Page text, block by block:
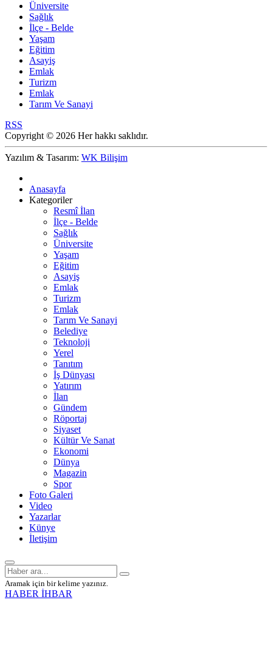
Üniversite
Sağlık
İlçe - Belde
Yaşam
Eğitim
Asayiş
Emlak
Turizm
Emlak
Tarım Ve Sanayi
RSS
Copyright © 2026 Her hakkı saklıdır.
Yazılım & Tasarım: WK Bilişim
Anasayfa
Kategoriler
Resmî İlan
İlçe - Belde
Sağlık
Üniversite
Yaşam
Eğitim
Asayiş
Emlak
Turizm
Emlak
Tarım Ve Sanayi
Belediye
Teknoloji
Yerel
Tanıtım
İş Dünyası
Yatırım
İlan
Gündem
Röportaj
Siyaset
Kültür Ve Sanat
Ekonomi
Dünya
Magazin
Spor
Foto Galeri
Video
Yazarlar
Künye
İletişim
Aramak için bir kelime yazınız.
HABER İHBAR